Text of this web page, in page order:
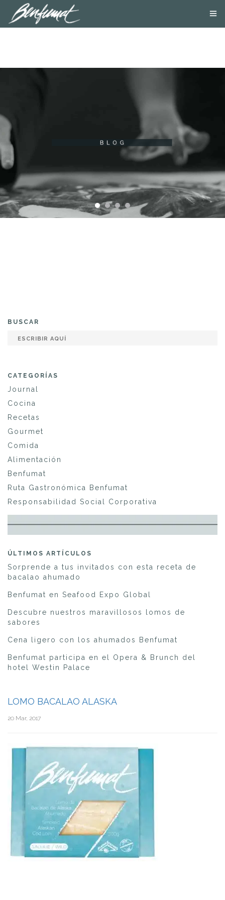
BUSCAR
CATEGORÍAS
Journal
Cocina
Recetas
Gourmet
Comida
Alimentación
Benfumat
Ruta Gastronómica Benfumat
Responsabilidad Social Corporativa
ÚLTIMOS ARTÍCULOS
Sorprende a tus invitados con esta receta de
bacalao ahumado
Benfumat en Seafood Expo Global
Descubre nuestros maravillosos lomos de
sabores
Cena ligero con los ahumados Benfumat
Benfumat participa en el Opera & Brunch del
hotel Westin Palace
LOMO BACALAO ALASKA
20 Mar, 2017